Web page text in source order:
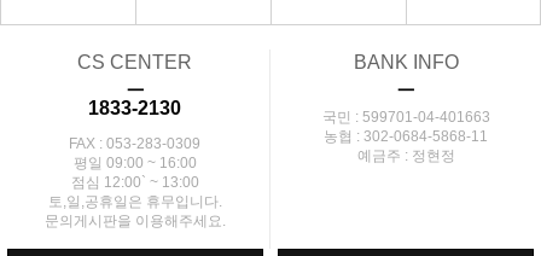
CS CENTER
ㅡ
1833-2130
FAX : 053-283-0309
평일 09:00 ~ 16:00
점심 12:00` ~ 13:00
토,일,공휴일은 휴무입니다.
문의게시판을 이용해주세요.
BANK INFO
ㅡ
국민 : 599701-04-401663
농협 : 302-0684-5868-11
예금주 : 정현정